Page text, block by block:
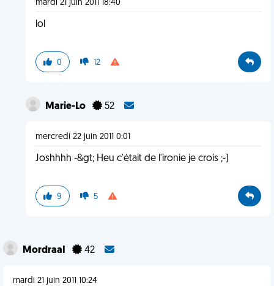
mardi 21 juin 2011 18:40
lol
0 12
Marie-Lo 52
mercredi 22 juin 2011 0:01
Joshhhh -&gt; Heu c'était de l'ironie je crois ;-)
9 5
MordraaI 42
mardi 21 juin 2011 10:24